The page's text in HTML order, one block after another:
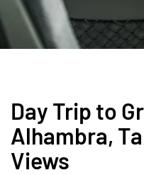
Day Trip to
Alhambra,
Views